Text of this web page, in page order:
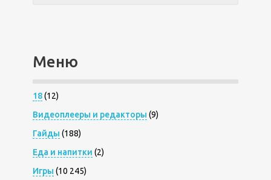
Меню
18(12)
Видеоплееры и редакторы (9)
Гайды (188)
Еда и напитки (2)
Игры (10 245)